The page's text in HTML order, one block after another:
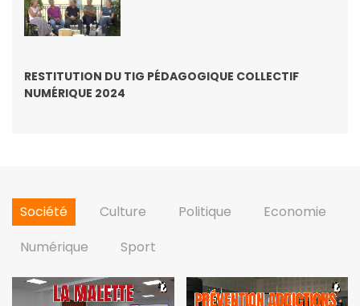
RESTITUTION DU TIG PÉDAGOGIQUE COLLECTIF
NUMÉRIQUE 2024
Société Culture Politique
Economie
Numérique
Sport